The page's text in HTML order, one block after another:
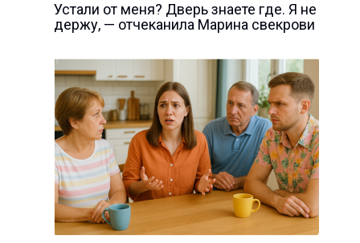
Устали от меня? Дверь знаете где. Я не
держу, — отчеканила Марина свекрови